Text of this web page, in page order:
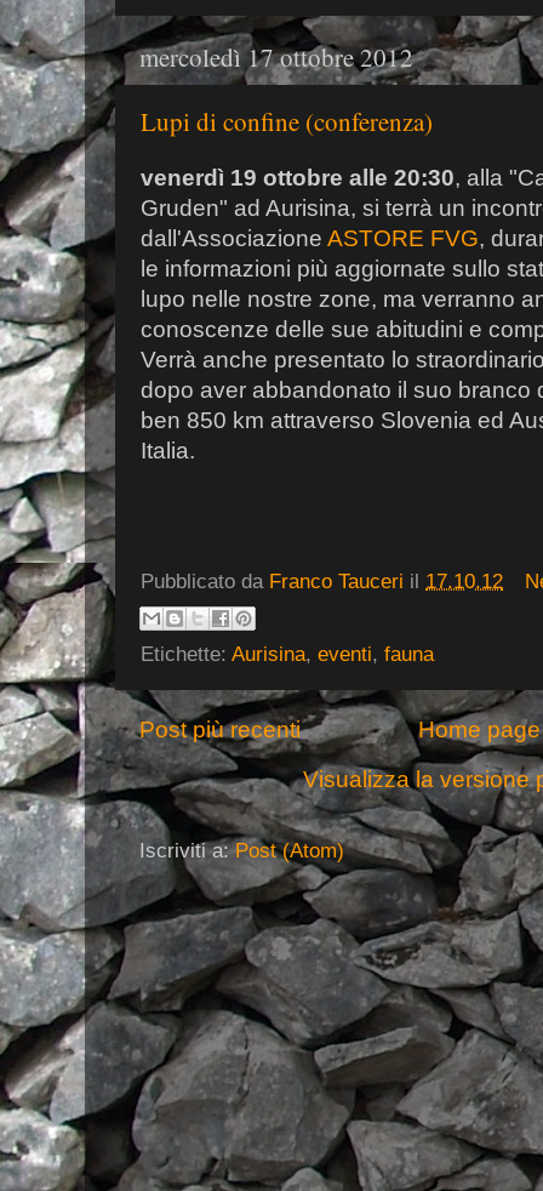
mercoledì 17 ottobre 2012
Lupi di confine (conferenza)
venerdì 19 ottobre alle 20:30, alla
Gruden" ad Aurisina, si terrà un
dall'Associazione ASTORE FVG,
le informazioni più aggiornate sullo
lupo nelle nostre zone, ma verranno
conoscenze delle sue abitudini e
Verrà anche presentato lo
dopo aver abbandonato il suo branco
ben 850 km attraverso Slovenia ed
Italia.
Pubblicato da Franco Tauceri il 17.10.12
Etichette: Aurisina, eventi, fauna
Post più recenti
Home page
Visualizza la versione
Iscriviti a:Post (Atom)